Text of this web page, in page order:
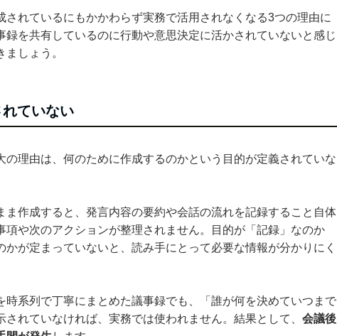
されているにもかかわらず実務で活用されなくなる3つの理由に
録を共有しているのに行動や意思決定に活かされていないと感じ
しょう。
れていない
の理由は、何のために作成するのかという目的が定義されていな
ま作成すると、発言内容の要約や会話の流れを記録すること自体
項や次のアクションが整理されません。目的が「記録」なのか
かが定まっていないと、読み手にとって必要な情報が分かりにく
時系列で丁寧にまとめた議事録でも、「誰が何を決めていつまで
されていなければ、実務では使われません。結果として、 会議後